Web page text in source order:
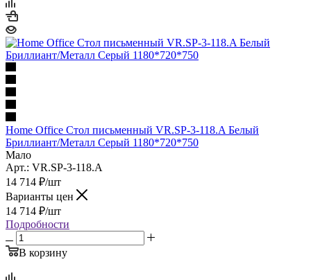
Home Office Стол письменный VR.SP-3-118.A Белый
Бриллиант/Металл Серый 1180*720*750
Мало
Арт.: VR.SP-3-118.A
14 714 ₽/шт
Варианты цен
14 714 ₽/шт
Подробности
В корзину